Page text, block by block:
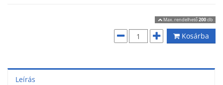
Max. rendelhető200db
Kosárba
Leírás